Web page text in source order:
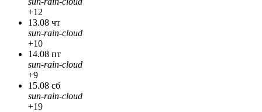
+12
13.08 чт
sun-rain-cloud
+10
14.08 пт
sun-rain-cloud
+9
15.08 сб
sun-rain-cloud
+19